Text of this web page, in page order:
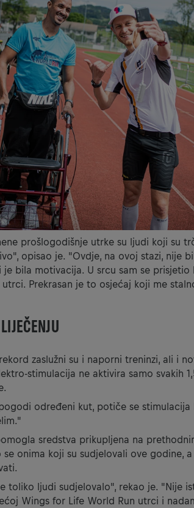
prošlogodišnje utrke su ljudi koji su
opisao je. "Ovdje, na ovoj stazi, nije
bila motivacija. U srcu sam se
Prekrasan je to osjećaj koji me
zaslužni su i naporni treninzi, ali i
stimulacija ne aktivira samo svakih
određeni kut, potiče se
sredstva prikupljena na
se onima koji su sudjelovali ove godine,
toliko ljudi sudjelovalo", rekao je. "Nije
Wings for Life World Run utrci i